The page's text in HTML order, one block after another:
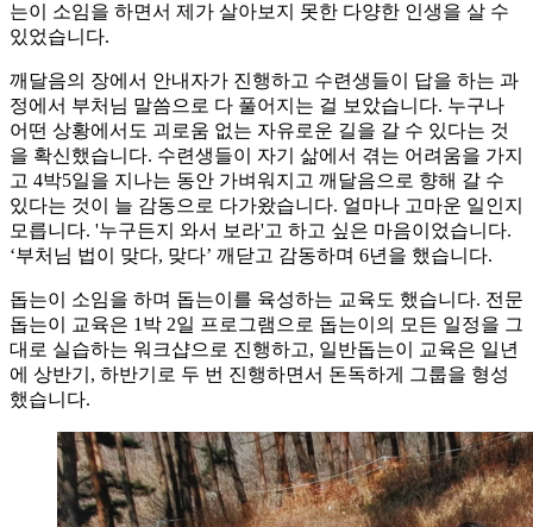
는이 소임을 하면서 제가 살아보지 못한 다양한 인생을 살 수
있었습니다.
깨달음의 장에서 안내자가 진행하고 수련생들이 답을 하는 과
정에서 부처님 말씀으로 다 풀어지는 걸 보았습니다. 누구나
어떤 상황에서도 괴로움 없는 자유로운 길을 갈 수 있다는 것
을 확신했습니다. 수련생들이 자기 삶에서 겪는 어려움을 가지
고 4박5일을 지나는 동안 가벼워지고 깨달음으로 향해 갈 수
있다는 것이 늘 감동으로 다가왔습니다. 얼마나 고마운 일인지
모릅니다. '누구든지 와서 보라'고 하고 싶은 마음이었습니다.
‘부처님 법이 맞다, 맞다’ 깨닫고 감동하며 6년을 했습니다.
돕는이 소임을 하며 돕는이를 육성하는 교육도 했습니다. 전문
돕는이 교육은 1박 2일 프로그램으로 돕는이의 모든 일정을 그
대로 실습하는 워크샵으로 진행하고, 일반돕는이 교육은 일년
에 상반기, 하반기로 두 번 진행하면서 돈독하게 그룹을 형성
했습니다.